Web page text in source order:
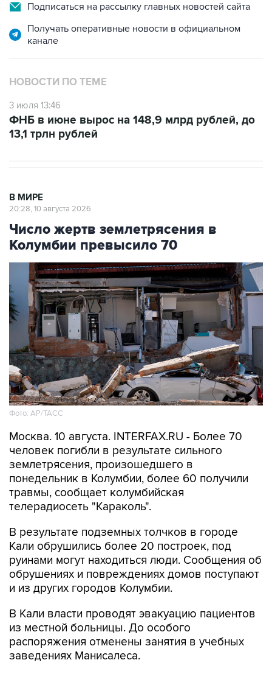
Подписаться на рассылку главных новостей сайта
Получать оперативные новости в официальном
канале
НОВОСТИ ПО ТЕМЕ
3 июля 13:46
ФНБ в июне вырос на 148,9 млрд рублей, до
13,1 трлн рублей
В МИРЕ
20:28, 10 августа 2026
Число жертв землетрясения в
Колумбии превысило 70
Фото: АР/ТАСС
Москва. 10 августа. INTERFAX.RU - Более 70
человек погибли в результате сильного
землетрясения, произошедшего в
понедельник в Колумбии, более 60 получили
травмы, сообщает колумбийская
телерадиосеть "Караколь".
В результате подземных толчков в городе
Кали обрушились более 20 построек, под
руинами могут находиться люди. Сообщения об
обрушениях и повреждениях домов поступают
и из других городов Колумбии.
В Кали власти проводят эвакуацию пациентов
из местной больницы. До особого
распоряжения отменены занятия в учебных
заведениях Манисалеса.